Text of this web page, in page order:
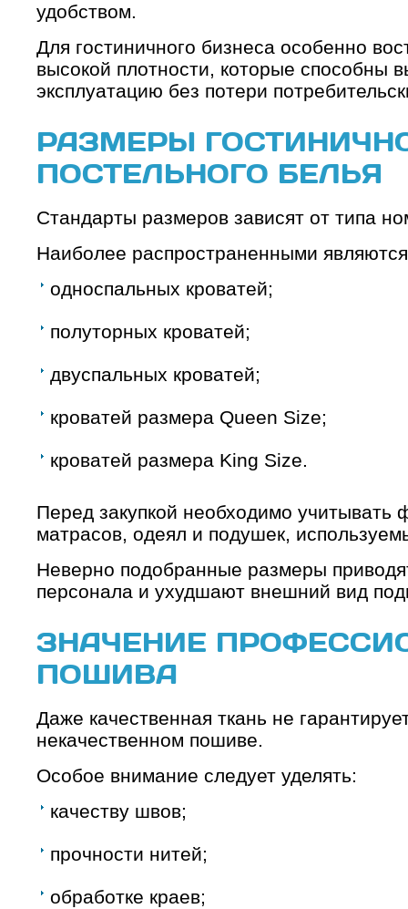
удобством.
Для гостиничного бизнеса особенно
высокой плотности, которые способны
эксплуатацию без потери
РАЗМЕРЫ
ПОСТЕЛЬНОГО БЕЛЬЯ
Стандарты размеров зависят от типа
Наиболее распространенными
односпальных кроватей;
полуторных кроватей;
двуспальных кроватей;
кроватей размера Queen Size;
кроватей размера King Size.
Перед закупкой необходимо учитывать
матрасов, одеял и подушек,
Неверно подобранные размеры
персонала и ухудшают внешний вид
ЗНАЧЕНИЕ
ПОШИВА
Даже качественная ткань не
некачественном пошиве.
Особое внимание следует уделять:
качеству швов;
прочности нитей;
обработке краев;